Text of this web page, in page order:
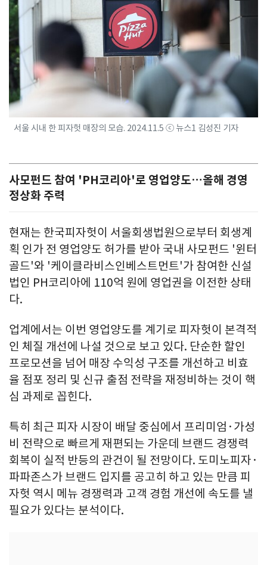
서울 시내 한 피자헛 매장의 모습. 2024.11.5 ⓒ 뉴스1 김성진 기자
사모펀드 참여 'PH코리아'로 영업양도…올해 경영
정상화 주력
현재는 한국피자헛이 서울회생법원으로부터 회생계
획 인가 전 영업양도 허가를 받아 국내 사모펀드 '윈터
골드'와 '케이클라비스인베스트먼트'가 참여한 신설
법인 PH코리아에 110억 원에 영업권을 이전한 상태
다.
업계에서는 이번 영업양도를 계기로 피자헛이 본격적
인 체질 개선에 나설 것으로 보고 있다. 단순한 할인
프로모션을 넘어 매장 수익성 구조를 개선하고 비효
율 점포 정리 및 신규 출점 전략을 재정비하는 것이 핵
심 과제로 꼽힌다.
특히 최근 피자 시장이 배달 중심에서 프리미엄·가성
비 전략으로 빠르게 재편되는 가운데 브랜드 경쟁력
회복이 실적 반등의 관건이 될 전망이다. 도미노피자·
파파존스가 브랜드 입지를 공고히 하고 있는 만큼 피
자헛 역시 메뉴 경쟁력과 고객 경험 개선에 속도를 낼
필요가 있다는 분석이다.